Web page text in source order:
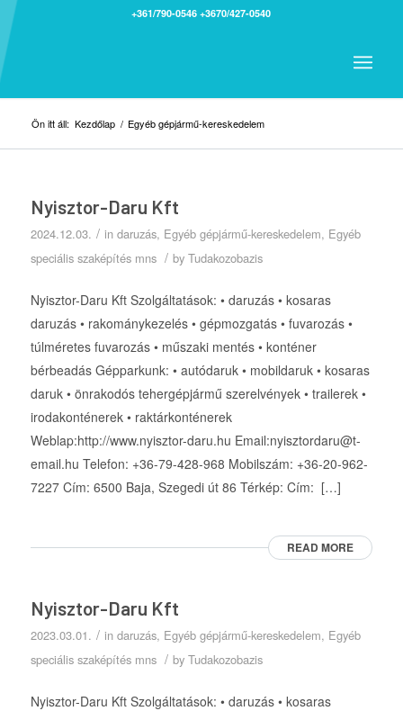
+361/790-0546 +3670/427-0540
Ön itt áll: Kezdőlap / Egyéb gépjármű-kereskedelem
Nyisztor-Daru Kft
2024.12.03. / in daruzás, Egyéb gépjármű-kereskedelem, Egyéb
speciális szaképítés mns / by Tudakozobazis
Nyisztor-Daru Kft Szolgáltatások: • daruzás • kosaras
daruzás • rakománykezelés • gépmozgatás • fuvarozás •
túlméretes fuvarozás • műszaki mentés • konténer
bérbeadás Gépparkunk: • autódaruk • mobildaruk • kosaras
daruk • önrakodós tehergépjármű szerelvények • trailerek •
irodakonténerek • raktárkonténerek
Weblap:http://www.nyisztor-daru.hu Email:nyisztordaru@t-
email.hu Telefon: +36-79-428-968 Mobilszám: +36-20-962-
7227 Cím: 6500 Baja, Szegedi út 86 Térkép: Cím: […]
READ MORE
Nyisztor-Daru Kft
2023.03.01. / in daruzás, Egyéb gépjármű-kereskedelem, Egyéb
speciális szaképítés mns / by Tudakozobazis
Nyisztor-Daru Kft Szolgáltatások: • daruzás • kosaras